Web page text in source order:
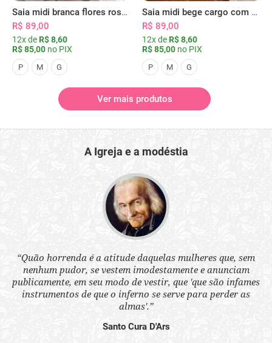
Saia midi branca flores rosas com bolsos
R$ 89,00
12x de R$ 8,60
R$ 85,00 no PIX
P M G
Saia midi bege cargo com bolsos
R$ 89,00
12x de R$ 8,60
R$ 85,00 no PIX
P M G
Ver mais produtos
A Igreja e a modéstia
“Quão horrenda é a atitude daquelas mulheres que, sem
nenhum pudor, se vestem imodestamente e anunciam
publicamente, em seu modo de vestir, que 'que são infames
instrumentos de que o inferno se serve para perder as
almas'.”
Santo Cura D'Ars